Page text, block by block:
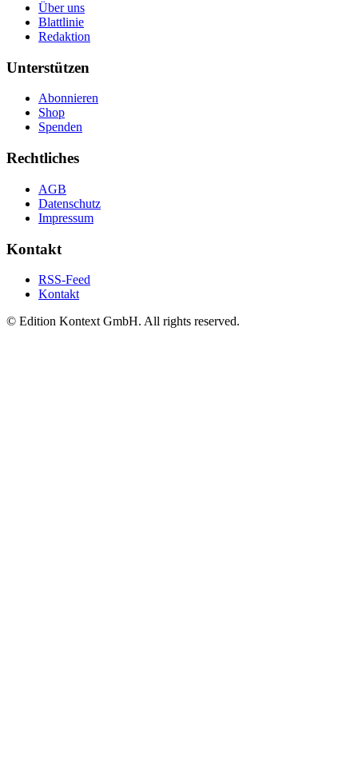
Über uns
Blattlinie
Redaktion
Unterstützen
Abonnieren
Shop
Spenden
Rechtliches
AGB
Datenschutz
Impressum
Kontakt
RSS-Feed
Kontakt
© Edition Kontext GmbH. All rights reserved.